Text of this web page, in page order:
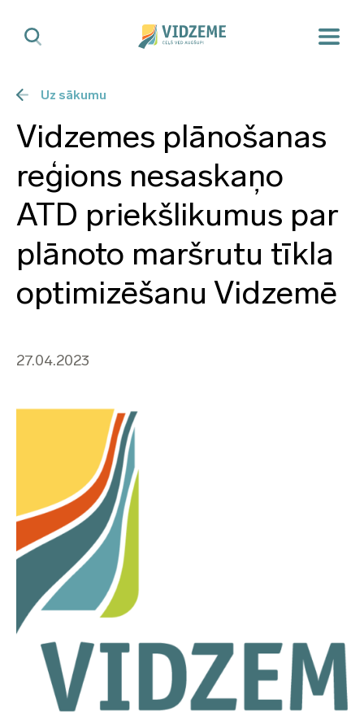
Uz sākumu
Vidzemes plānošanas
reģions nesaskaņo
ATD priekšlikumus par
plānoto maršrutu tīkla
optimizēšanu Vidzemē
27.04.2023